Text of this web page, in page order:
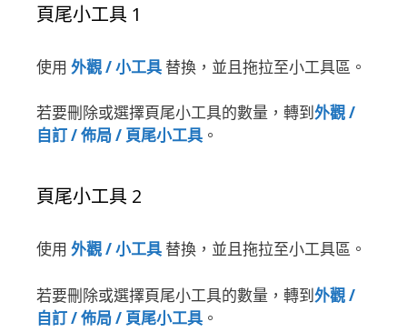
頁尾小工具 1
使用 外觀 / 小工具 替換，並且拖拉至小工具區。
若要刪除或選擇頁尾小工具的數量，轉到外觀 /
自訂 / 佈局 / 頁尾小工具 。
頁尾小工具 2
使用 外觀 / 小工具 替換，並且拖拉至小工具區。
若要刪除或選擇頁尾小工具的數量，轉到外觀 /
自訂 / 佈局 / 頁尾小工具 。